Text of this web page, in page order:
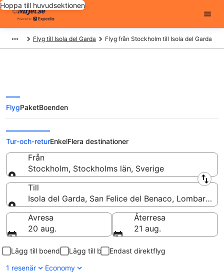
Hoppa till huvudsektionen
Flyg till Isola del Garda Flyg från Stockholm till Isola del Garda
Flyg från Stockholm till Isola del
Garda från
FlygPaketBoenden
Tur-och-returEnkelFlera destinationer
Från
Stockholm, Stockholms län, Sverige
Från
Till
Isola del Garda, San Felice del Benaco,
Till
Avresa
20 aug.
Återresa
21 aug.
Lägg till boende Lägg till bil
Endast direktflyg
1 resenär
Economy